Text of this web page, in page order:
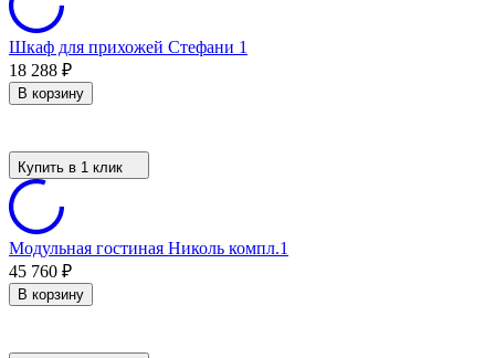
Шкаф для прихожей Стефани 1
18 288 ₽
В корзину
Купить в 1 клик
Модульная гостиная Николь компл.1
45 760 ₽
В корзину